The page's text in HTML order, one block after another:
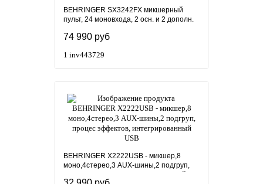
BEHRINGER SX3242FX микшерный
пульт, 24 моновхода, 2 осн. и 2 дополн.
74 990 руб
1 inv443729
BEHRINGER X2222USB - микшер,8
моно,4стерео,3 AUX-шины,2 подгруп,